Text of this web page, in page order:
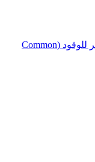
منصة اختبار نظام الحقن المباشر للوقود (Common